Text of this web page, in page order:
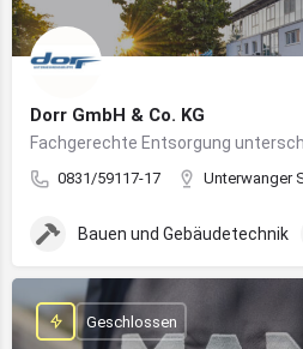
Dorr GmbH & Co. KG
0831/59117-17 Unterwanger
Bauen und Gebäudetechnik
Geschlossen